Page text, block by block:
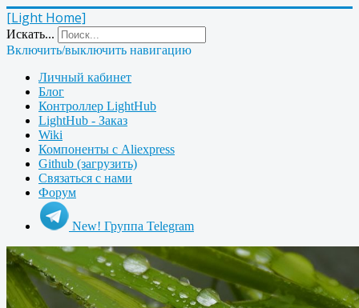
[Light Home]
Искать...
Включить/выключить навигацию
Личный кабинет
Блог
Контроллер LightHub
LightHub - Заказ
Wiki
Компоненты с Aliexpress
Github (загрузить)
Связаться с нами
Форум
New! Группа Telegram